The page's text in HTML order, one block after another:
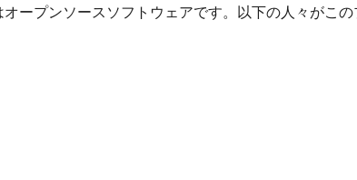
プンソースソフトウェアです。以下の人々がこの